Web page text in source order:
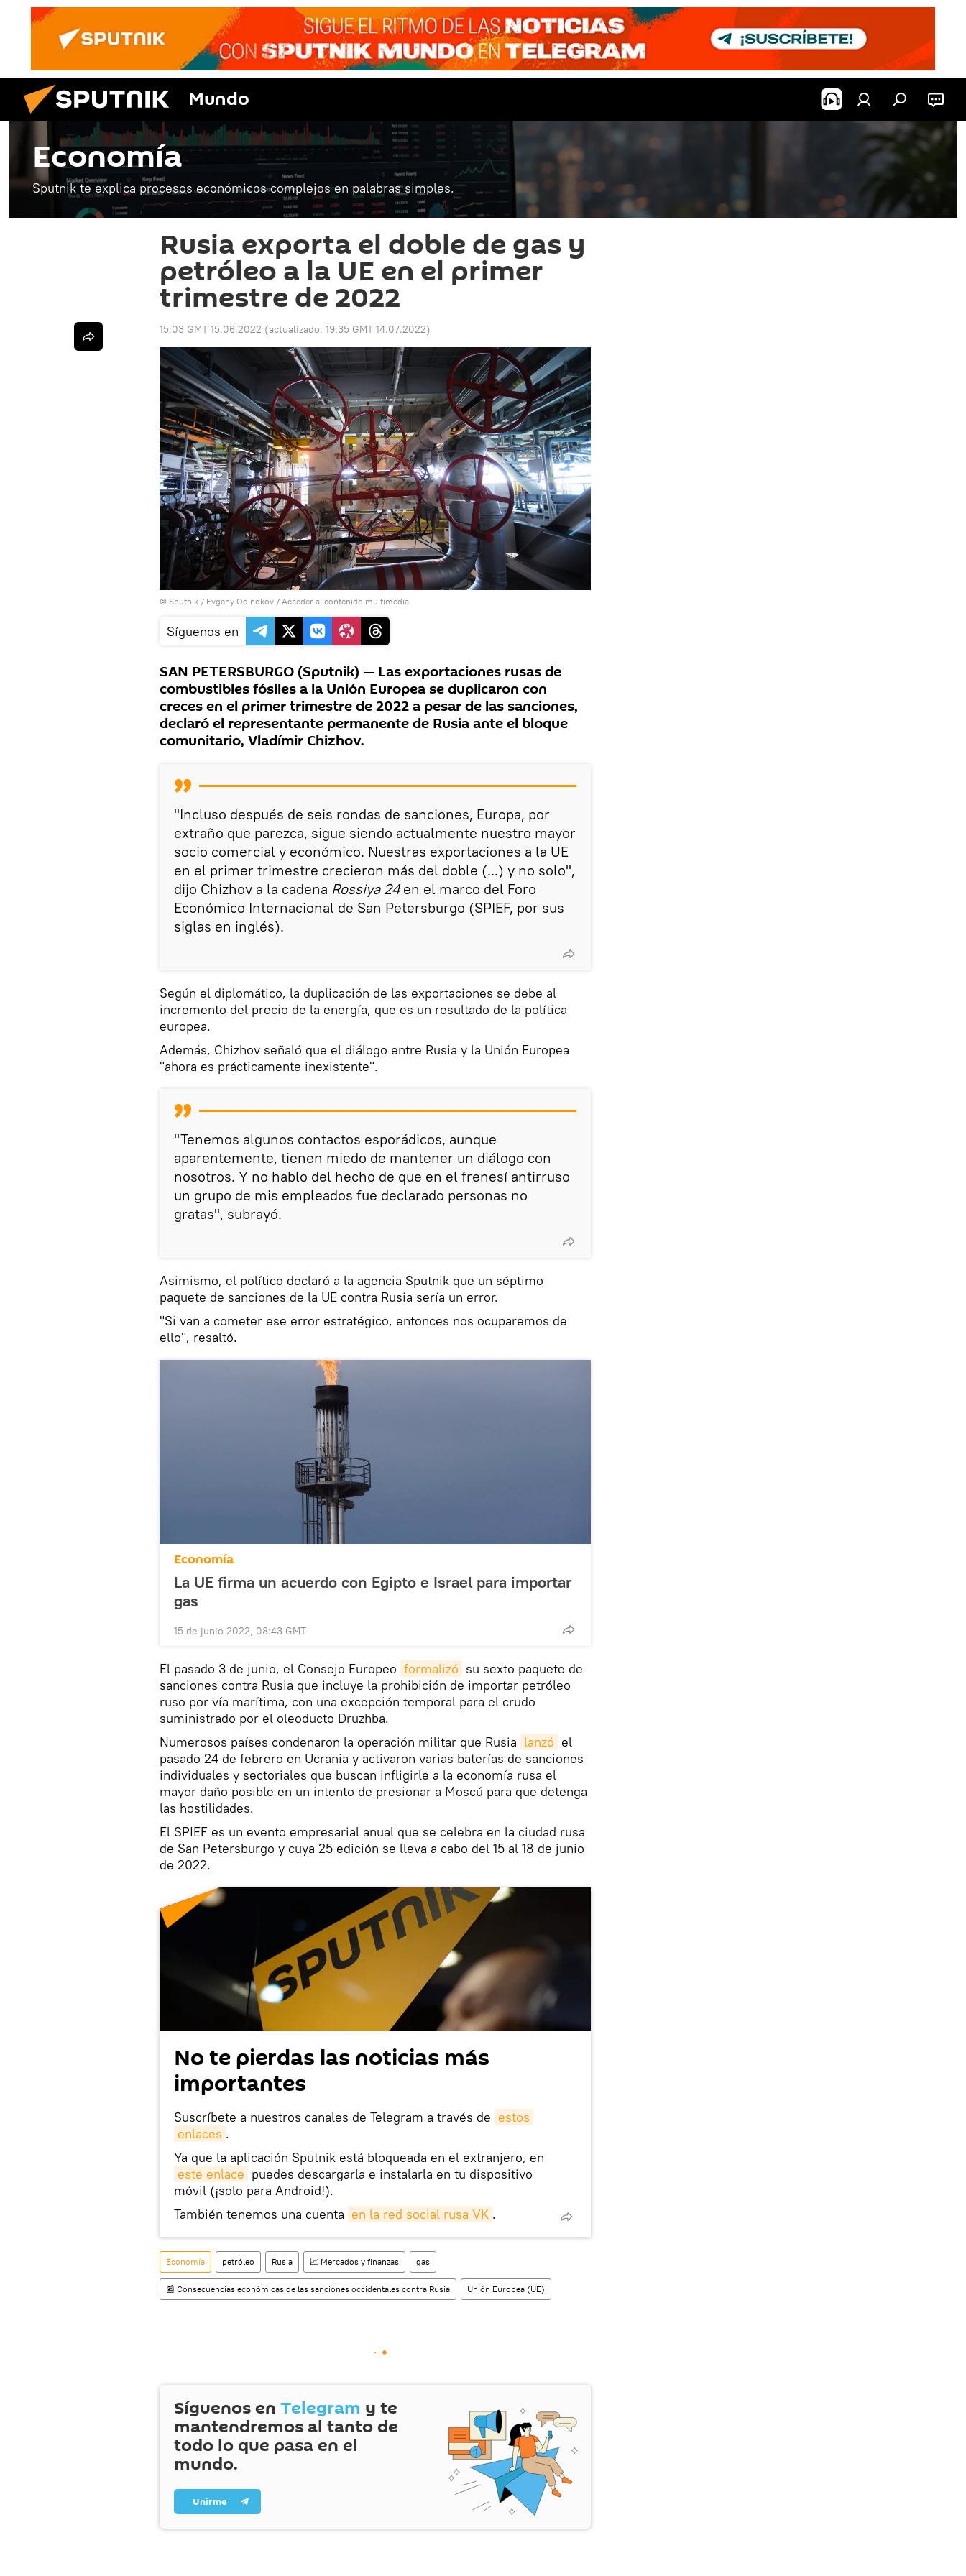
Mundo
Economía
Sputnik te explica procesos económicos complejos en palabras simples.
Rusia exporta el doble de gas y
petróleo a la UE en el primer
trimestre de 2022
15:03 GMT 15.06.2022 (actualizado: 19:35 GMT 14.07.2022)
© Sputnik / Evgeny Odinokov / Acceder al contenido multimedia
Síguenos en
SAN PETERSBURGO (Sputnik) — Las exportaciones rusas de
combustibles fósiles a la Unión Europea se duplicaron con
creces en el primer trimestre de 2022 a pesar de las sanciones,
declaró el representante permanente de Rusia ante el bloque
comunitario, Vladímir Chizhov.
"Incluso después de seis rondas de sanciones, Europa, por
extraño que parezca, sigue siendo actualmente nuestro mayor
socio comercial y económico. Nuestras exportaciones a la UE
en el primer trimestre crecieron más del doble (...) y no solo",
dijo Chizhov a la cadena Rossiya 24en el marco del Foro
Económico Internacional de San Petersburgo (SPIEF, por sus
siglas en inglés).
Según el diplomático, la duplicación de las exportaciones se debe al
incremento del precio de la energía, que es un resultado de la política
europea.
Además, Chizhov señaló que el diálogo entre Rusia y la Unión Europea
"ahora es prácticamente inexistente".
"Tenemos algunos contactos esporádicos, aunque
aparentemente, tienen miedo de mantener un diálogo con
nosotros. Y no hablo del hecho de que en el frenesí antirruso
un grupo de mis empleados fue declarado personas no
gratas", subrayó.
Asimismo, el político declaró a la agencia Sputnik que un séptimo
paquete de sanciones de la UE contra Rusia sería un error.
"Si van a cometer ese error estratégico, entonces nos ocuparemos de
ello", resaltó.
Economía
La UE firma un acuerdo con Egipto e Israel para importar
gas
15 de junio 2022, 08:43 GMT
El pasado 3 de junio, el Consejo Europeo formalizó su sexto paquete de
sanciones contra Rusia que incluye la prohibición de importar petróleo
ruso por vía marítima, con una excepción temporal para el crudo
suministrado por el oleoducto Druzhba.
Numerosos países condenaron la operación militar que Rusia lanzó el
pasado 24 de febrero en Ucrania y activaron varias baterías de sanciones
individuales y sectoriales que buscan infligirle a la economía rusa el
mayor daño posible en un intento de presionar a Moscú para que detenga
las hostilidades.
El SPIEF es un evento empresarial anual que se celebra en la ciudad rusa
de San Petersburgo y cuya 25 edición se lleva a cabo del 15 al 18 de junio
de 2022.
No te pierdas las noticias más
importantes
Suscríbete a nuestros canales de Telegram a través de estos
enlaces .
Ya que la aplicación Sputnik está bloqueada en el extranjero, en
este enlace puedes descargarla e instalarla en tu dispositivo
móvil (¡solo para Android!).
También tenemos una cuenta en la red social rusa VK .
Economía petróleo Rusia 📈 Mercados y finanzas gas
📰 Consecuencias económicas de las sanciones occidentales contra Rusia Unión Europea (UE)
Síguenos en Telegram y te
mantendremos al tanto de
todo lo que pasa en el
mundo.
Unirme